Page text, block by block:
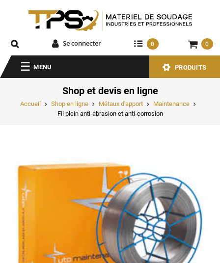
Se connecter 0 0
MENU PRODUITS
Shop et devis en ligne
Accueil Shop en ligne Métaux d'apport
Maintenance
Fil plein anti-abrasion et anti-corrosion